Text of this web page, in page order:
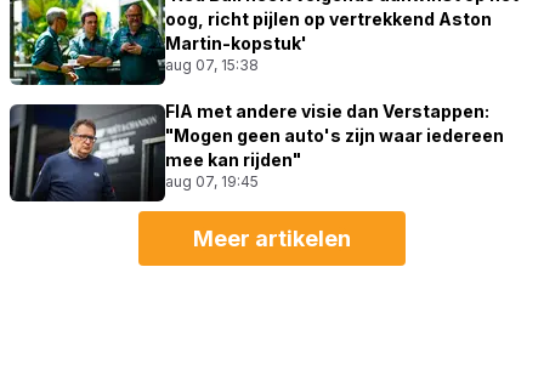
oog, richt pijlen op vertrekkend Aston
Martin-kopstuk'
aug 07, 15:38
FIA met andere visie dan Verstappen:
"Mogen geen auto's zijn waar iedereen
mee kan rijden"
aug 07, 19:45
Meer artikelen